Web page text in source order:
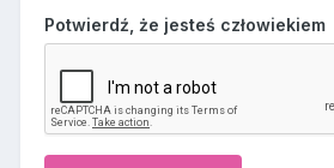
Potwierdź, że jesteś człowiekiem